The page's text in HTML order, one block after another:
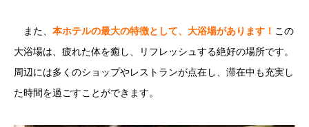
また、 本ホテルの最大の特徴として、大浴場があります！ この
大浴場は、疲れた体を癒し、リフレッシュする絶好の場所です。
周辺には多くのショップやレストランが点在し、滞在中も充実し
た時間を過ごすことができます。